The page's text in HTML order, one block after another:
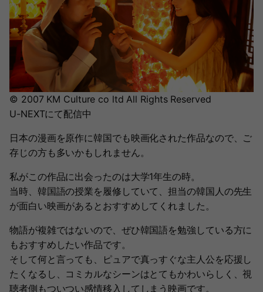
© 2007 KM Culture co ltd All Rights Reserved
U-NEXTにて配信中
日本の漫画を原作に韓国でも映画化された作品なので、ご
存じの方も多いかもしれません。
私がこの作品に出会ったのは大学1年生の時。
当時、韓国語の授業を履修していて、担当の韓国人の先生
が面白い映画があるとおすすめしてくれました。
物語が複雑ではないので、ぜひ韓国語を勉強している方に
もおすすめしたい作品です。
そして何と言っても、ピュアで真っすぐな主人公を応援し
たくなるし、コミカルなシーンはとてもかわいらしく、視
聴者側もついつい感情移入してしまう映画です。